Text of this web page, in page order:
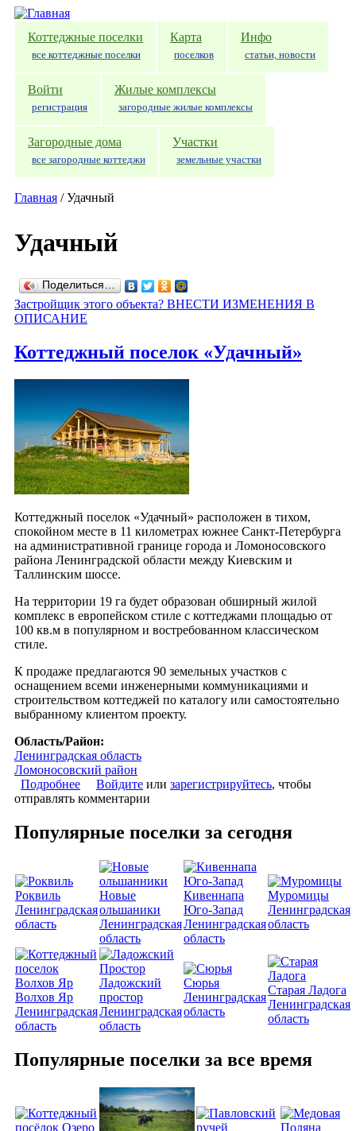
Перейти к основному содержанию
Коттеджные поселки
все коттеджные поселки
Карта
поселков
Инфо
статьи, новости
Войти
регистрация
Жилые комплексы
загородные жилые комплексы
Загородные дома
все загородные коттеджи
Участки
земельные участки
Главная /Удачный
Удачный
Поделиться…
Застройщик этого объекта? ВНЕСТИ ИЗМЕНЕНИЯ В
ОПИСАНИЕ
Коттеджный поселок «Удачный»
Коттеджный поселок «Удачный» расположен в тихом,
спокойном месте в 11 километрах южнее Санкт-Петербурга
на административной границе города и Ломоносовского
района Ленинградской области между Киевским и
Таллинским шоссе.
На территории 19 га будет образован обширный жилой
комплекс в европейском стиле с коттеджами площадью от
100 кв.м в популярном и востребованном классическом
стиле.
К продаже предлагаются 90 земельных участков с
оснащением всеми инженерными коммуникациями и
строительством коттеджей по каталогу или самостоятельно
выбранному клиентом проекту.
Область/Район:
Ленинградская область
Ломоносовский район
Подробнее о Коттеджный поселок «Удачный»
Войдите или зарегистрируйтесь, чтобы
отправлять комментарии
Популярные поселки за сегодня
Роквиль
Ленинградская
область
Новые
ольшаники
Ленинградская
область
Кивеннапа
Юго-Запад
Ленинградская
область
Муромицы
Ленинградская
область
Волхов Яр
Ленинградская
область
Ладожский
простор
Ленинградская
область
Сюрья
Ленинградская
область
Старая Ладога
Ленинградская
область
Популярные поселки за все время